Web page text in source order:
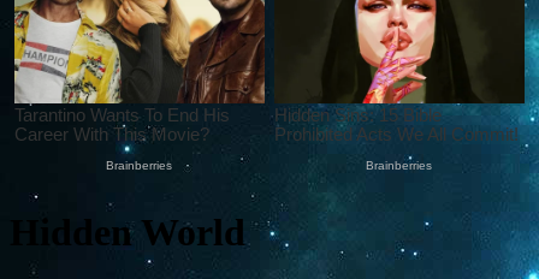
Hidden World